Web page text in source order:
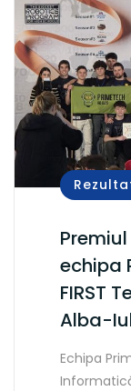
echipa
FIRST
Alba-
Echipa